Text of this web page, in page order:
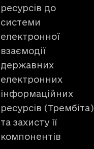
ресурсів до
системи
електронної
взаємодії
державних
електронних
інформаційних
ресурсів (Трембіта)
та захисту її
компонентів